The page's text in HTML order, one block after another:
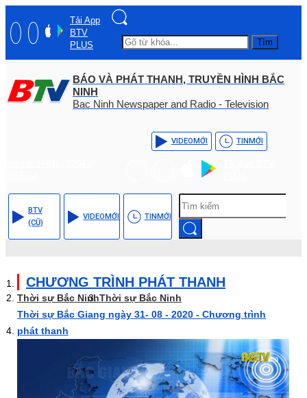
Tải App
BTV
PLUS
Tìm
BÁO VÀ PHÁT THANH, TRUYỀN HÌNH BẮC
NINH
Bac Ninh Newspaper and Radio - Television
VIDEOMỚI TINMỚI
BTV
(CŨ)
VIDEOMỚI TINMỚI
CHƯƠNG TRÌNH PHÁT THANH
Thời sự Bắc NinhThời sự Bắc Ninh
Thời sự Bắc Giang ngày 31- 08 - 2020 - Chương trình
phát thanh